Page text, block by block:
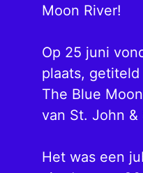
Moon River!
Op 25 juni
plaats, getiteld
The Blue
van St. John &
Het was een